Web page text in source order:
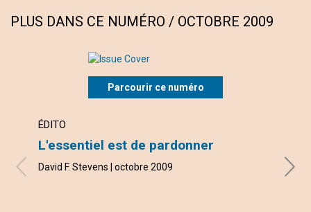
PLUS DANS CE NUMÉRO / OCTOBRE 2009
Parcourir ce numéro
ÉDITO
L'essentiel est de pardonner
David F. Stevens | octobre 2009 avec